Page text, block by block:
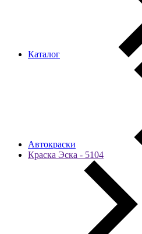
Каталог
Автокраски
Краска Эска - 5104